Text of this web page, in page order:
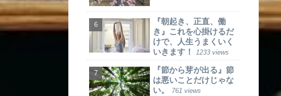
『朝起き、正直、働
き』これを心掛けるだ
けで、人生うまくいく
いきます！
1233 views
『節から芽が出る』節
は悪いことだけじゃな
い。
761 views